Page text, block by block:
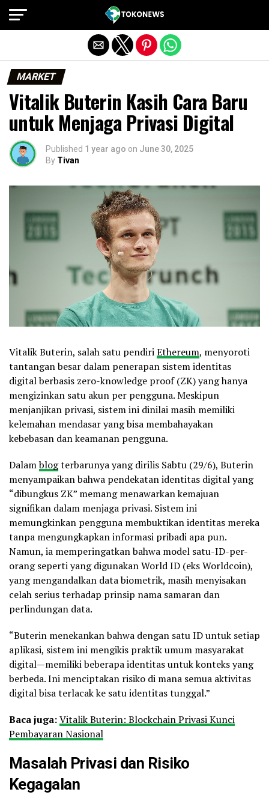
MARKET
Vitalik Buterin Kasih Cara Baru
untuk Menjaga Privasi Digital
Published 1 year ago on June 30, 2025
By Tivan
Vitalik Buterin, salah satu pendiriEthereum, menyoroti
tantangan besar dalam penerapan sistem identitas
digital berbasis zero-knowledge proof (ZK) yang hanya
mengizinkan satu akun per pengguna. Meskipun
menjanjikan privasi, sistem ini dinilai masih memiliki
kelemahan mendasar yang bisa membahayakan
kebebasan dan keamanan pengguna.
Dalamblogterbarunya yang dirilis Sabtu (29/6), Buterin
menyampaikan bahwa pendekatan identitas digital yang
“dibungkus ZK” memang menawarkan kemajuan
signifikan dalam menjaga privasi. Sistem ini
memungkinkan pengguna membuktikan identitas mereka
tanpa mengungkapkan informasi pribadi apa pun.
Namun, ia memperingatkan bahwa model satu-ID-per-
orang seperti yang digunakan World ID (eks Worldcoin),
yang mengandalkan data biometrik, masih menyisakan
celah serius terhadap prinsip nama samaran dan
perlindungan data.
“Buterin menekankan bahwa dengan satu ID untuk setiap
aplikasi, sistem ini mengikis praktik umum masyarakat
digital—memiliki beberapa identitas untuk konteks yang
berbeda. Ini menciptakan risiko di mana semua aktivitas
digital bisa terlacak ke satu identitas tunggal.”
Baca juga:Vitalik Buterin: Blockchain Privasi Kunci
Pembayaran Nasional
Masalah Privasi dan Risiko
Kegagalan
Exit mobile version